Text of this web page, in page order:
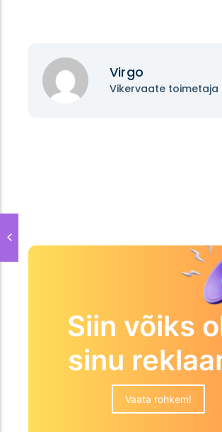
Virgo
Vikervaate toimetaja
Siin võiks
sinu
Vaata rohkem!